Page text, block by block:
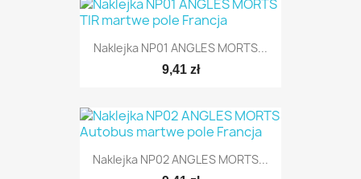
Naklejka NP01 ANGLES MORTS...
9,41 zł
Naklejka NP02 ANGLES MORTS...